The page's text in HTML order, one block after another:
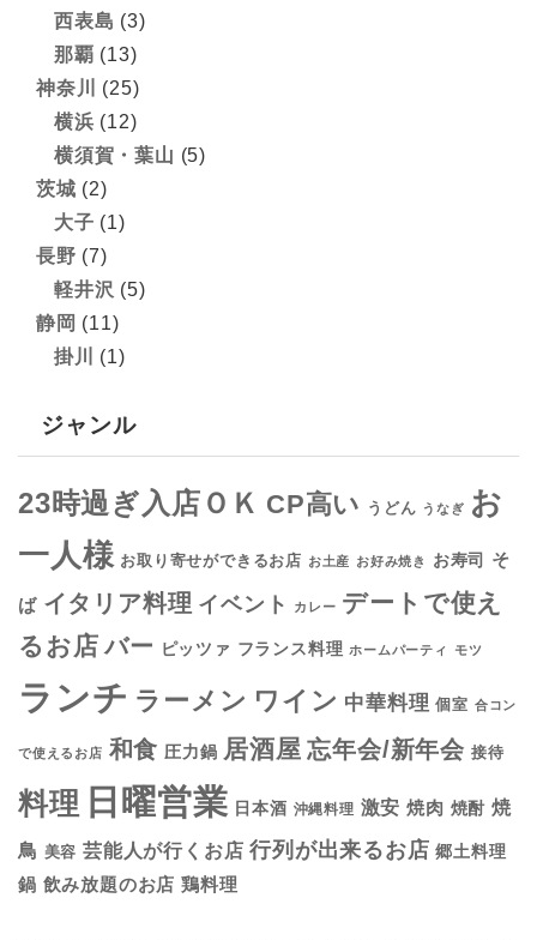
西表島 (3)
那覇 (13)
神奈川
(25)
横浜 (12)
横須賀・葉山 (5)
茨城 (2)
大子 (1)
長野 (7)
軽井沢 (5)
静岡 (11)
掛川
(1)
ジャンル
23時過ぎ入店ＯＫ CP高い うどん うなぎ お
一人様 お取り寄せができるお店 お土産 お好み焼き お寿司 そ
ば イタリア料理 イベント カレー デートで使え
るお店 バー ピッツァ フランス料理 ホームパーティ モツ
ランチ ラーメン ワイン 中華料理 個室 合コン
で使えるお店 和食 圧力鍋 居酒屋 忘年会/新年会 接待
料理 日曜営業 日本酒 沖縄料理 激安 焼肉 焼酎 焼
鳥 美容 芸能人が行くお店 行列が出来るお店 郷土料理
鍋 飲み放題のお店 鶏料理